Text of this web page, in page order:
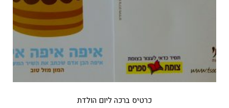
כרטיס ברכה ליום הולדת